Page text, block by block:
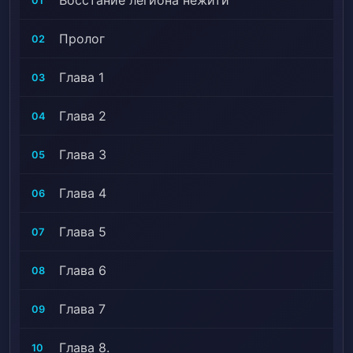
02 Пролог
03 Глава 1
04 Глава 2
05 Глава 3
06 Глава 4
07 Глава 5
08 Глава 6
09 Глава 7
10 Глава 8.